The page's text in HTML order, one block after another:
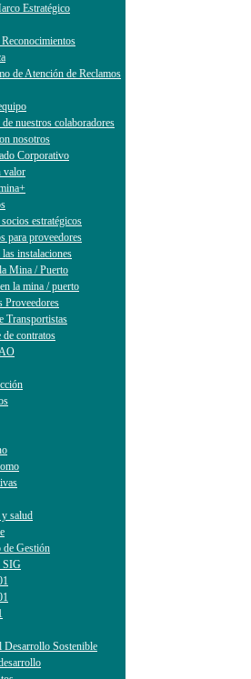
Estratégico
de Atención de Reclamos
nuestros colaboradores
nosotros
Corporativo
valor
estratégicos
para proveedores
instalaciones
Mina / Puerto
la mina / puerto
Proveedores
Transportistas
de contratos
salud
de Gestión
SIG
Desarrollo Sostenible